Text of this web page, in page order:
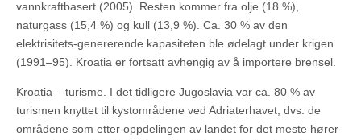
vannkraftbasert (2005). Resten kommer fra olje (18 %),
naturgass (15,4 %) og kull (13,9 %). Ca. 30 % av den
elektrisitets-genererende kapasiteten ble ødelagt under krigen
(1991–95). Kroatia er fortsatt avhengig av å importere brensel.
Kroatia – turisme. I det tidligere Jugoslavia var ca. 80 % av
turismen knyttet til kystområdene ved Adriaterhavet, dvs. de
områdene som etter oppdelingen av landet for det meste hører